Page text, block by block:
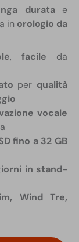
duratae
in orologio da
,facile da
per qualità
vocale
fino a 32 GB
in stand-
Wind Tre,